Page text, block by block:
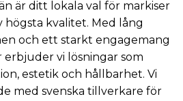
är ditt lokala val för markiser
högsta kvalitet. Med lång
och ett starkt engagemang
vi lösningar som
estetik och hållbarhet. Vi
med svenska tillverkare för